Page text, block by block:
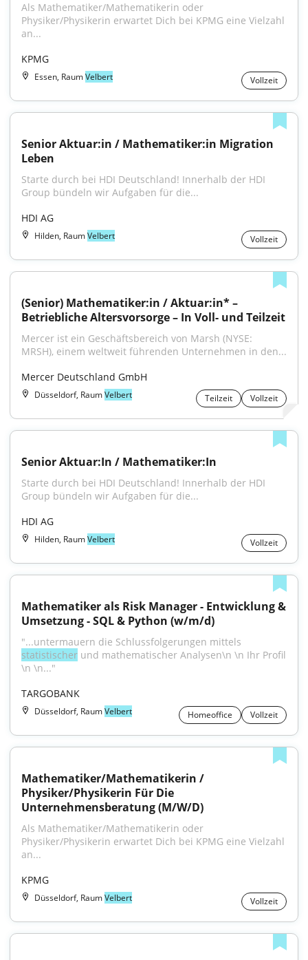
Als Mathematiker/Mathematikerin oder
Physiker/Physikerin erwartet Dich bei KPMG eine Vielzahl
an...
KPMG
Essen, RaumVelbert Vollzeit
Senior Aktuar:in / Mathematiker:in Migration
Leben
Starte durch bei HDI Deutschland! Innerhalb der HDI
Group bündeln wir Aufgaben für die...
HDI AG
Hilden, RaumVelbert Vollzeit
(Senior) Mathematiker:in / Aktuar:in* –
Betriebliche Altersvorsorge – In Voll- und Teilzeit
Mercer ist ein Geschäftsbereich von Marsh (NYSE:
MRSH), einem weltweit führenden Unternehmen in den...
Mercer Deutschland GmbH
Düsseldorf, RaumVelbert Teilzeit Vollzeit
Senior Aktuar:In / Mathematiker:In
Starte durch bei HDI Deutschland! Innerhalb der HDI
Group bündeln wir Aufgaben für die...
HDI AG
Hilden, RaumVelbert Vollzeit
Mathematiker als Risk Manager - Entwicklung &
Umsetzung - SQL & Python (w/m/d)
statistischer und mathematischer Analysen\n \n Ihr Profil
\n \n..."
TARGOBANK
Düsseldorf, RaumVelbert Homeoffice Vollzeit
Mathematiker/Mathematikerin /
Physiker/Physikerin Für Die
Unternehmensberatung (M/W/D)
Als Mathematiker/Mathematikerin oder
Physiker/Physikerin erwartet Dich bei KPMG eine Vielzahl
an...
KPMG
Düsseldorf, RaumVelbert Vollzeit